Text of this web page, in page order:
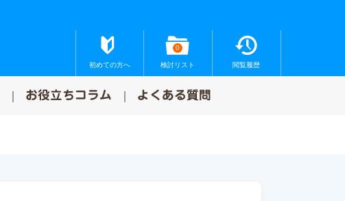
初めての方へ
0
検討リスト 閲覧履歴
お役立ちコラム よくある質問